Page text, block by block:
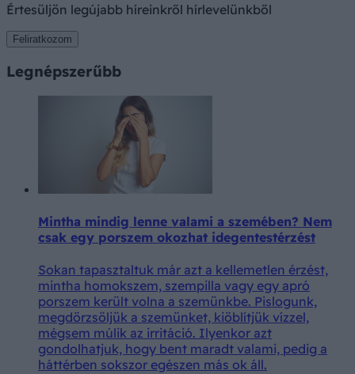
Értesüljön legújabb híreinkről hírlevelünkből
Feliratkozom
Legnépszerűbb
Mintha mindig lenne valami a szemében? Nem
csak egy porszem okozhat idegentestérzést
Sokan tapasztaltuk már azt a kellemetlen érzést,
mintha homokszem, szempilla vagy egy apró
porszem került volna a szemünkbe. Pislogunk,
megdörzsöljük a szemünket, kiöblítjük vízzel,
mégsem múlik az irritáció. Ilyenkor azt
gondolhatjuk, hogy bent maradt valami, pedig a
háttérben sokszor egészen más ok áll.